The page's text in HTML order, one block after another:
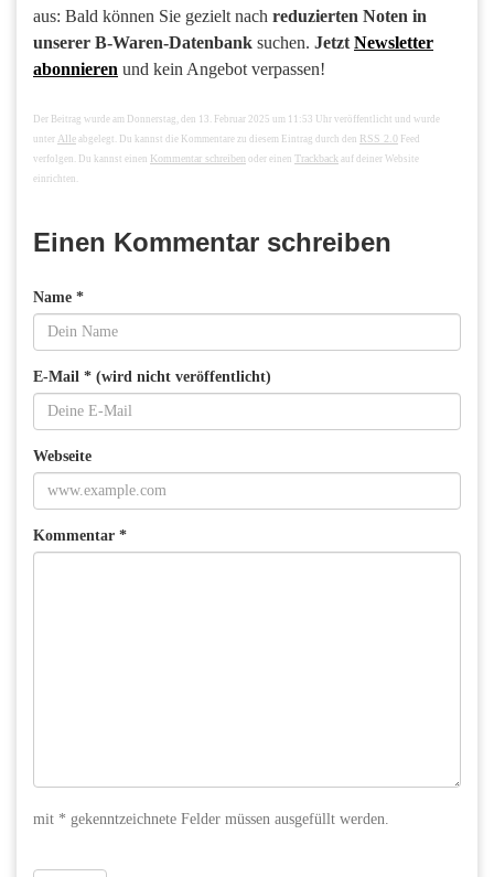
aus: Bald können Sie gezielt nach reduzierten Noten in
unserer B-Waren-Datenbank suchen. Jetzt Newsletter
abonnieren und kein Angebot verpassen!
Der Beitrag wurde am Donnerstag, den 13. Februar 2025 um 11:53 Uhr veröffentlicht und wurde
unter Alle abgelegt. Du kannst die Kommentare zu diesem Eintrag durch den RSS 2.0 Feed
verfolgen. Du kannst einen Kommentar schreiben oder einen Trackback auf deiner Website
einrichten.
Einen Kommentar schreiben
Name *
E-Mail * (wird nicht veröffentlicht)
Webseite
Kommentar *
mit * gekenntzeichnete Felder müssen ausgefüllt werden.